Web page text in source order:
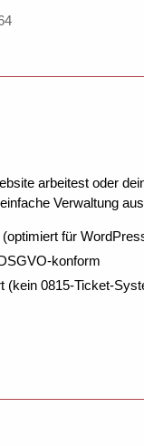
arbeitest oder
Verwaltung
für
konform
(kein 0815-Ticket-